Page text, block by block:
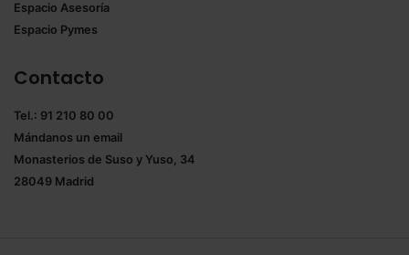
Espacio Asesoría
Espacio Pymes
Contacto
Tel.: 91 210 80 00
Mándanos un email
Monasterios de Suso y Yuso, 34
28049 Madrid